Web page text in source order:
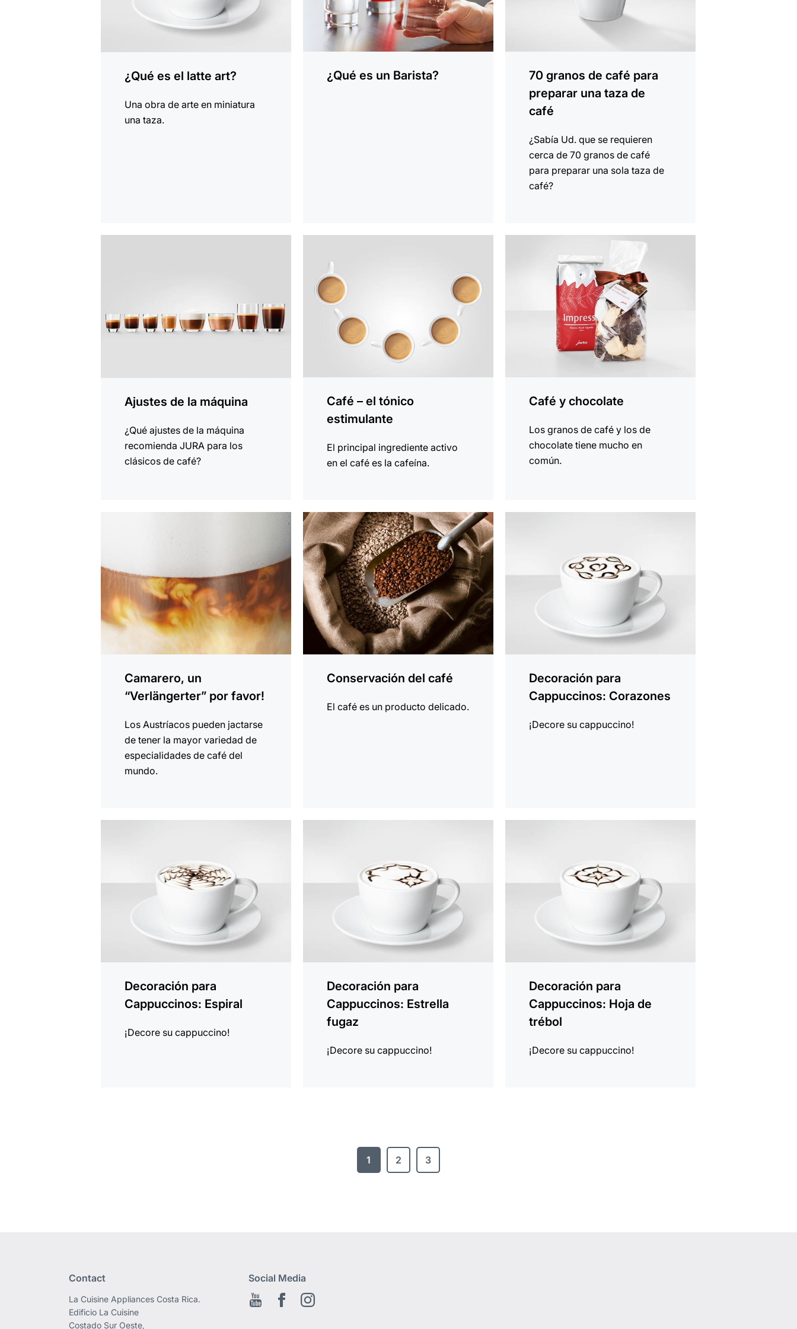
¿Qué es el latte art?
Una obra de arte en miniatura
una taza.
¿Qué es un Barista?
70 granos de café para
preparar una taza de
café
¿Sabía Ud. que se requieren
cerca de 70 granos de café
para preparar una sola taza de
café?
Ajustes de la máquina
¿Qué ajustes de la máquina
recomienda JURA para los
clásicos de café?
Café – el tónico
estimulante
El principal ingrediente activo
en el café es la cafeína.
Café y chocolate
Los granos de café y los de
chocolate tiene mucho en
común.
Camarero, un
“Verlängerter” por favor!
Los Austríacos pueden jactarse
de tener la mayor variedad de
especialidades de café del
mundo.
Conservación del café
El café es un producto delicado.
indicar
Decoración para
Cappuccinos: Corazones
¡Decore su cappuccino!
Decoración para
Cappuccinos: Espiral
¡Decore su cappuccino!
Decoración para
Cappuccinos: Estrella
fugaz
¡Decore su cappuccino!
Decoración para
Cappuccinos: Hoja de
trébol
¡Decore su cappuccino!
1 2 3
Contact
La Cuisine Appliances Costa Rica.
Edificio La Cuisine
Costado Sur Oeste,
Social Media
Youtube Facebook